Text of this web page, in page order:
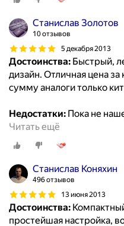
Станислав Золотов
10 отзывов
5 декабря 2013
Достоинства: Быстрый,
дизайн. Отличная цена
сумму аналоги только
Недостатки: Пока не
Читать ещё
Станислав Коняхин
496 отзывов
13 июня 2013
Достоинства:
простейшая настройка,